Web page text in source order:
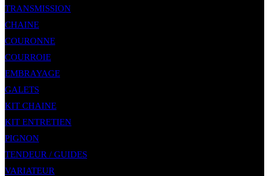
TRANSMISSION
CHAINE
COURONNE
COURROIE
EMBRAYAGE
GALETS
KIT CHAINE
KIT ENTRETIEN
PIGNON
TENDEUR / GUIDES
VARIATEUR